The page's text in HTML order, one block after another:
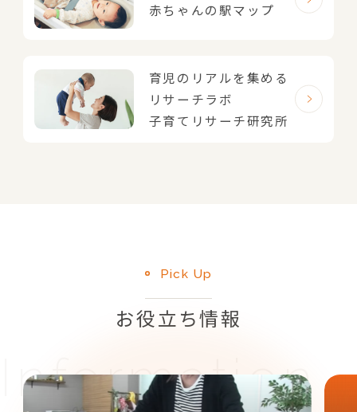
赤ちゃんの駅マップ
育児のリアルを集める
リサーチラボ
子育てリサーチ研究所
Pick Up
お役立ち情報